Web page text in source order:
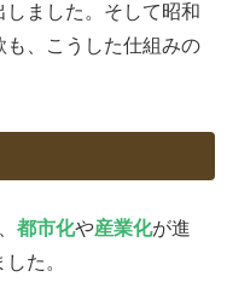
ました。そして昭和
、こうした仕組みの
都市化や産業化が進
た。